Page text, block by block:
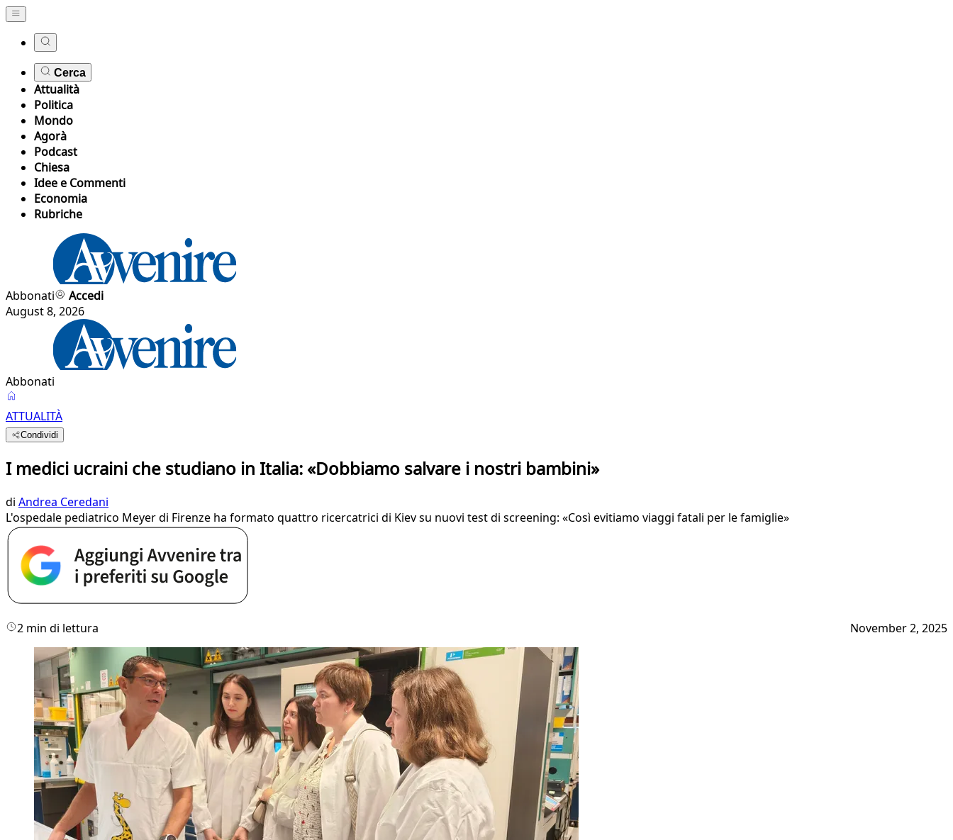
Cerca
Attualità
Politica
Mondo
Agorà
Podcast
Chiesa
Idee e Commenti
Economia
Rubriche
Abbonati
Accedi
August 8, 2026
Abbonati
ATTUALITÀ
Condividi
I medici ucraini che studiano in Italia: «Dobbiamo salvare i nostri bambini»
di Andrea Ceredani
L'ospedale pediatrico Meyer di Firenze ha formato quattro ricercatrici di Kiev su nuovi test di screening: «Così evitiamo viaggi fatali per le famiglie»
2 min di lettura November 2, 2025